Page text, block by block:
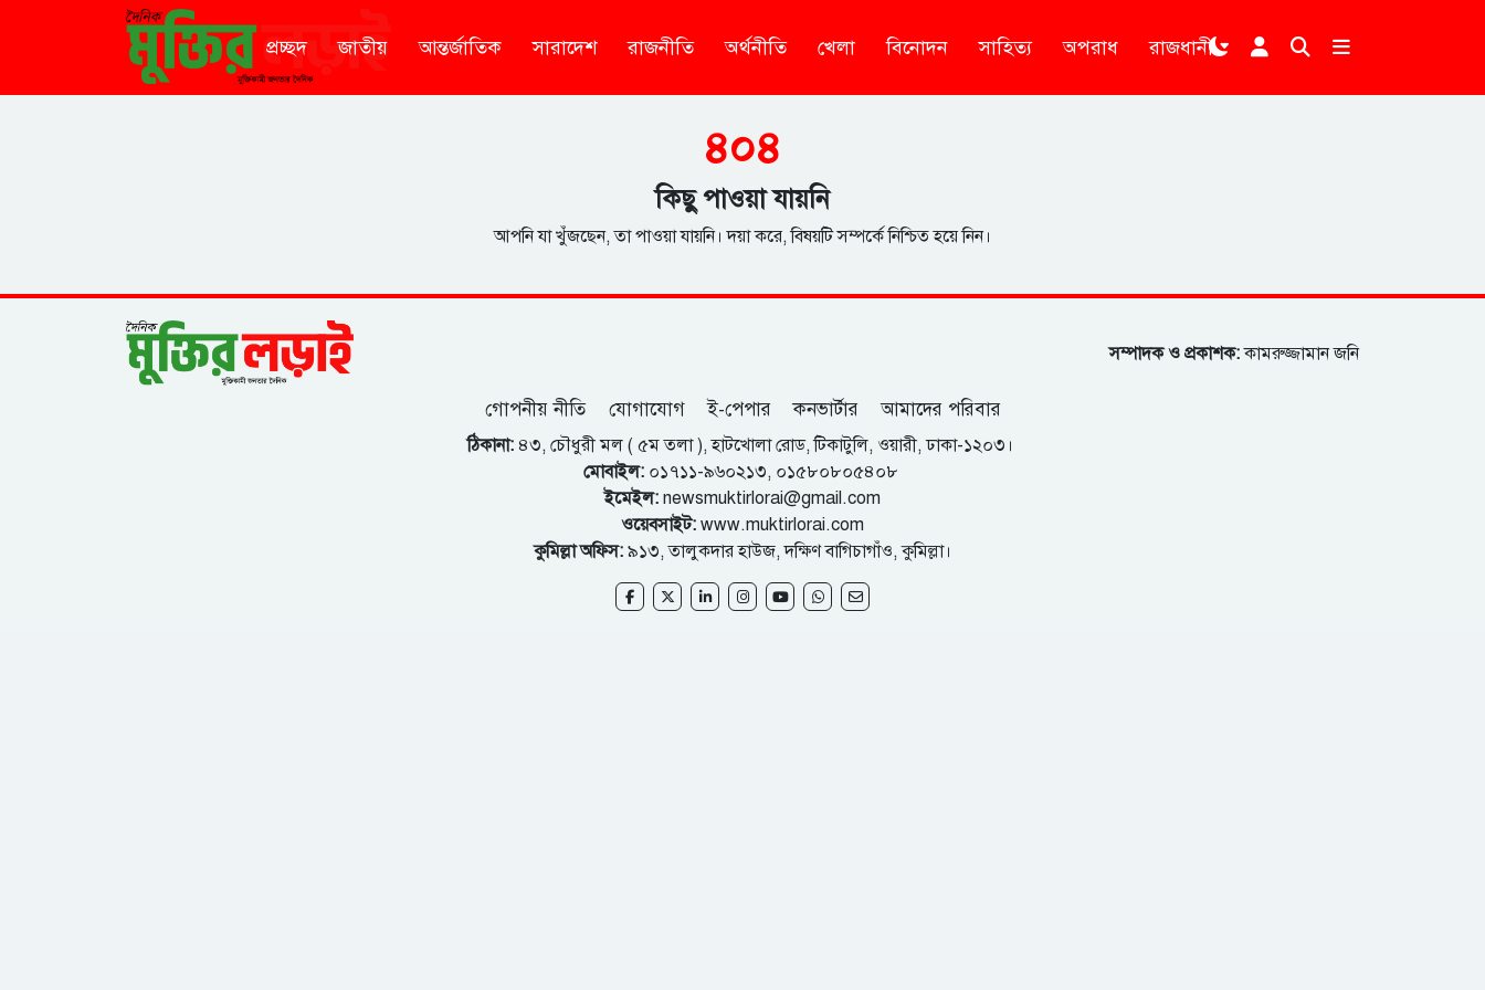
প্রচ্ছদ জাতীয় আন্তর্জাতিক সারাদেশ রাজনীতি অর্থনীতি খেলা বিনোদন সাহিত্য অপরাধ রাজধানী
৪০৪
কিছু পাওয়া যায়নি
আপনি যা খুঁজছেন, তা পাওয়া যায়নি। দয়া করে, বিষয়টি সম্পর্কে নিশ্চিত হয়ে নিন।
সম্পাদক ও প্রকাশক:কামরুজ্জামান জনি
গোপনীয় নীতি যোগাযোগ ই-পেপার কনভার্টার আমাদের পরিবার
ঠিকানা: ৪৩, চৌধুরী মল ( ৫ম তলা ), হাটখোলা রোড, টিকাটুলি, ওয়ারী, ঢাকা-১২০৩।
মোবাইল:০১৭১১-৯৬০২১৩, ০১৫৮০৮০৫৪০৮
ইমেইল: newsmuktirlorai@gmail.com
ওয়েবসাইট: www.muktirlorai.com
কুমিল্লা অফিস: ৯১৩, তালুকদার হাউজ, দক্ষিণ বাগিচাগাঁও, কুমিল্লা।